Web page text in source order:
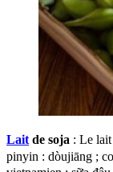
Lait de soja : Le lait
pinyin : dòujiāng ;